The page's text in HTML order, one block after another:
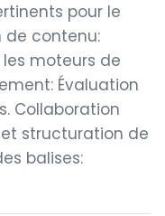
pour le
de contenu:
moteurs de
Évaluation
Collaboration
et structuration de
balises: